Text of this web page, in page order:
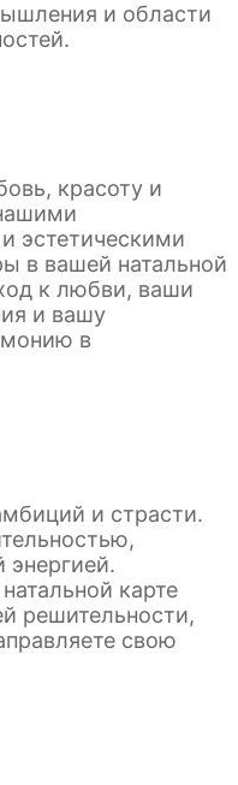
и области
красоту и
эстетическими
в вашей натальной
к любви, ваши
и вашу
в
и страсти.
энергией.
карте
решительности,
свою